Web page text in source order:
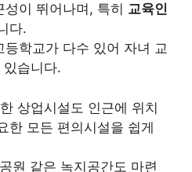
이 뛰어나며, 특히 교육인
다.
학교가 다수 있어 자녀 교
습니다.
상업시설도 인근에 위치
한 모든 편의시설을 쉽게
원 같은 녹지공간도 마련